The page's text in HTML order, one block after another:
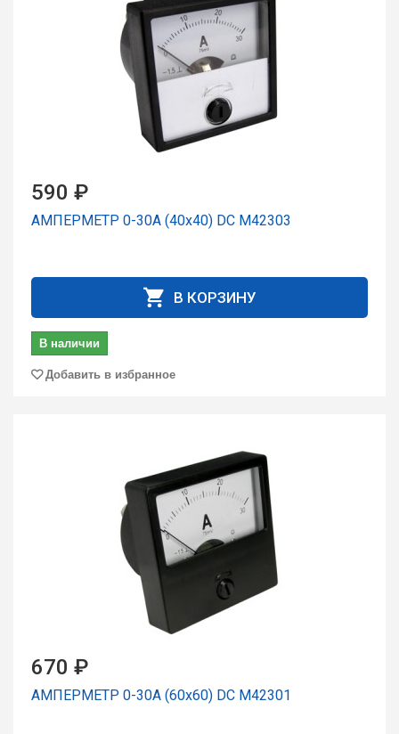
590 ₽
АМПЕРМЕТР 0-30А (40х40) DC М42303
В КОРЗИНУ
В наличии
Добавить в избранное
670 ₽
АМПЕРМЕТР 0-30А (60х60) DC М42301